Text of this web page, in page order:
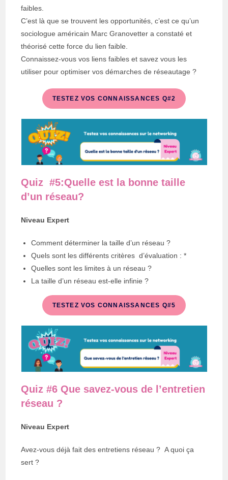
faibles.
C’est là que se trouvent les opportunités, c’est ce qu’un
sociologue américain Marc Granovetter a constaté et
théorisé cette force du lien faible.
Connaissez-vous vos liens faibles et savez vous les
utiliser pour optimiser vos démarches de réseautage ?
TESTEZ VOS CONNAISSANCES Q#2
Quiz #5:Quelle est la bonne taille
d’un réseau?
Niveau Expert
Comment déterminer la taille d’un réseau ?
Quels sont les différents critères d’évaluation : *
Quelles sont les limites à un réseau ?
La taille d’un réseau est-elle infinie ?
TESTEZ VOS CONNAISSANCES Q#5
Quiz #6 Que savez-vous de l’entretien
réseau ?
Niveau Expert
Avez-vous déjà fait des entretiens réseau ? A quoi ça
sert ?